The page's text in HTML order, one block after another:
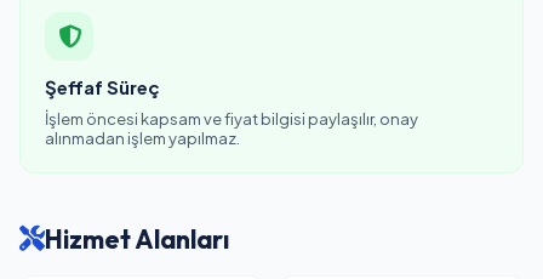
Şeffaf Süreç
İşlem öncesi kapsam ve fiyat bilgisi paylaşılır, onay
alınmadan işlem yapılmaz.
Hizmet Alanları